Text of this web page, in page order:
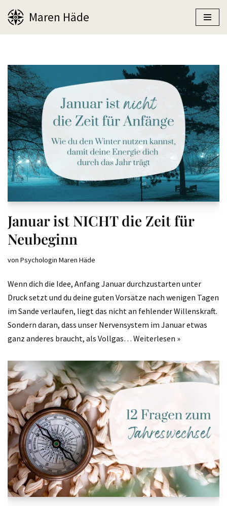
Zum
Maren Häde
Januar ist NICHT die Zeit für
Neubeginn
von Psychologin Maren Häde
Wenn dich die Idee, Anfang Januar durchzustarten unter
Druck setzt und du deine guten Vorsätze nach wenigen Tagen
im Sande verlaufen, liegt das nicht an fehlender Willenskraft.
Sondern daran, dass unser Nervensystem im Januar etwas
ganz anderes braucht, als Vollgas… Weiterlesen »